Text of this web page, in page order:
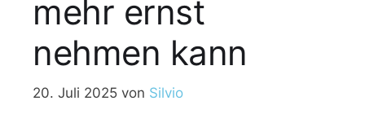
mehr ernst
nehmen kann
20. Juli 2025 von Silvio